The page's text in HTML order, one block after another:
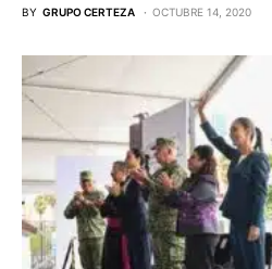
BY GRUPO CERTEZA OCTUBRE 14, 2020